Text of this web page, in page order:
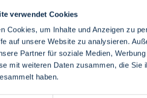
verwendet Cookies
Cookies, um Inhalte und Anzeigen zu
auf unsere Website zu analysieren.
Partner für soziale Medien,
mit weiteren Daten zusammen, die
haben.